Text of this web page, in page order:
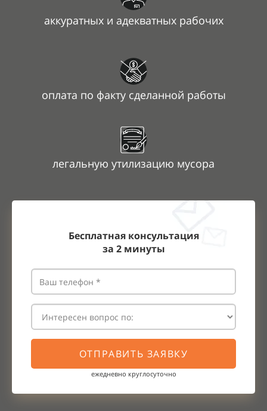
аккуратных и адекватных рабочих
оплата по факту сделанной работы
легальную утилизацию мусора
Бесплатная консультация
за 2 минуты
ОТПРАВИТЬ ЗАЯВКУ
ежедневно круглосуточно